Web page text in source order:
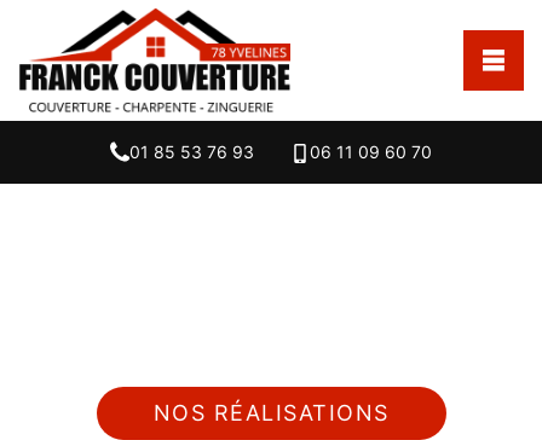
01 85 53 76 93 06 11 09 60 70
NOS RÉALISATIONS